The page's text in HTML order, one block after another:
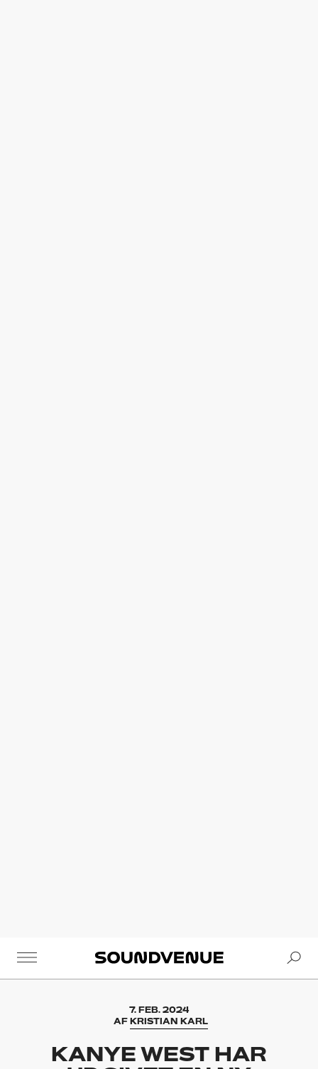
Soundvenue
7. FEB. 2024
AF KRISTIAN KARL
KANYE WEST HAR